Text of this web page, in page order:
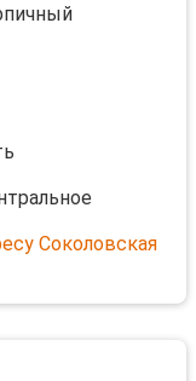
Соколовская